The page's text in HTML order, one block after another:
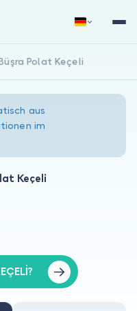
Anmelden
Polat Keçeli
aus
im
Keçeli